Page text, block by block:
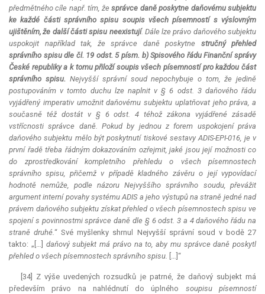
předmětného cíle např. tím, žesprávce daně poskytne daňovému subjektu
ke každé části správního spisu soupis všech písemností s výslovným
ujištěním, že další části spisu neexistují. Dále lze právo daňového subjektu
uspokojit například tak, že správce daně poskytne stručný přehled
správního spisu dle čl. 19 odst. 5 písm. b) Spisového řádu Finanční správy
České republiky a k tomu přiloží soupis všech písemností pro každou část
správního spisu. Nejvyšší správní soud nepochybuje o tom, že jedině
postupováním v tomto duchu lze naplnit v § 6 odst. 3 daňového řádu
vyjádřený imperativ umožnit daňovému subjektu uplatňovat jeho práva, a
současně též dostát v § 6 odst. 4 téhož zákona vyjádřené zásadě
vstřícnosti správce daně. Pokud by jednou z forem uspokojení práva
daňového subjektu mělo být poskytnutí tiskové sestavy ADIS-EPI-016, je v
první řadě třeba řádným dokazováním ozřejmit, jaké jsou její možnosti co
do zprostředkování kompletního přehledu o všech písemnostech
správního spisu, přičemž v případě kladného závěru o její vypovídací
hodnotě nemůže, podle názoru Nejvyššího správního soudu, převážit
argument interní povahy systému ADIS a jeho výstupů na straně jedné nad
právem daňového subjektu získat přehled o všech písemnostech spisu ve
spojení s povinnostmi správce daně dle § 6 odst. 3 a 4 daňového řádu na
straně druhé.“ Své myšlenky shrnul Nejvyšší správní soud v bodě 27
takto: „[…] daňový subjekt má právo na to, aby mu správce daně poskytl
přehled o všech písemnostech správního spisu. […]“
[34] Z výše uvedených rozsudků je patrné, že daňový subjekt má
především právo na nahlédnutí do úplného soupisu písemností